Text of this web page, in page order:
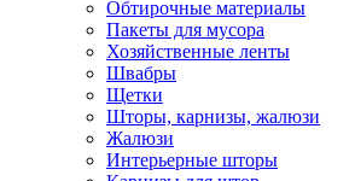
Обтирочные материалы
Пакеты для мусора
Хозяйственные ленты
Швабры
Щетки
Шторы, карнизы, жалюзи
Жалюзи
Интерьерные шторы